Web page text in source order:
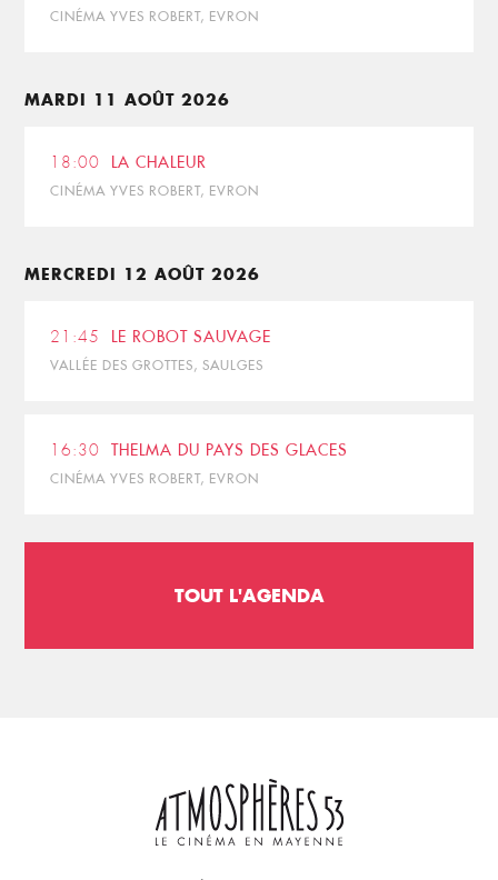
CINÉMA YVES ROBERT, EVRON
MARDI 11 AOÛT 2026
18:00 LA CHALEUR
CINÉMA YVES ROBERT, EVRON
MERCREDI 12 AOÛT 2026
21:45 LE ROBOT SAUVAGE
VALLÉE DES GROTTES, SAULGES
16:30 THELMA DU PAYS DES GLACES
CINÉMA YVES ROBERT, EVRON
TOUT L'AGENDA